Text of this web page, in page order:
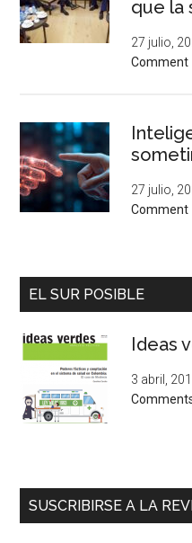
que la
27 julio,
Comment
27 julio,
Comment
EL SUR POSIBLE
Ideas
3 abril,
SUSCRIBIRSE A LA